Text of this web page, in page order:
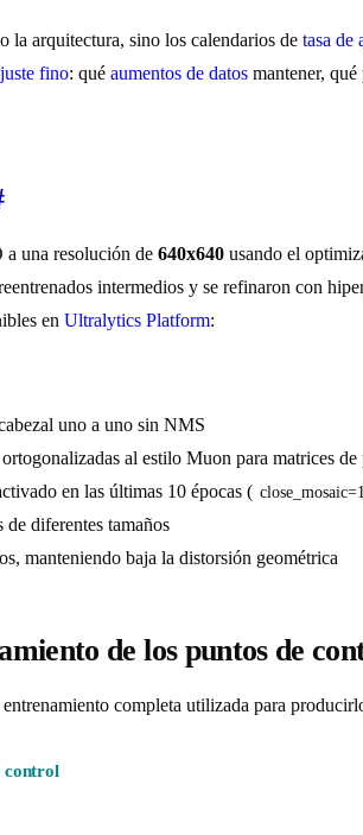
arquitectura, sino los calendarios de tasa de
fino: qué aumentos de datos mantener,
una resolución de 640x640 usando el
intermedios y se refinaron con
en Ultralytics Platform:
uno a uno sin NMS
al estilo Muon para matrices
en las últimas 10 épocas (
diferentes tamaños
manteniendo baja la distorsión geométrica
de los puntos de
completa utilizada para
control